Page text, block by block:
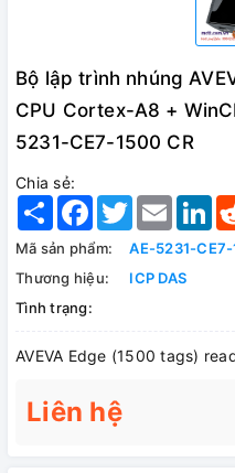
Bộ lập trình nhúng
CPU Cortex-A8 +
5231-CE7-1500 CR
Chia sẻ:
Share Facebook
TwitterEmail
Mã sản phẩm:
AE-5231-
Thương hiệu:
ICP DAS
Tình trạng:
AVEVA Edge (1500 tags)
Liên hệ